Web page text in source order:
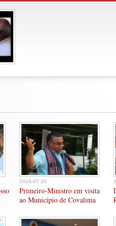
2016-07-20
Primeiro-Ministro em visita
ao Município de Covalima